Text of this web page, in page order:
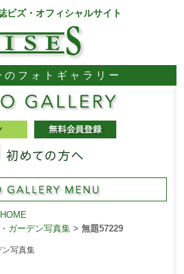
ビズ・オフィシャルサイト
のフォトギャラリー
ガーデン写真集> 無題57229
写真集